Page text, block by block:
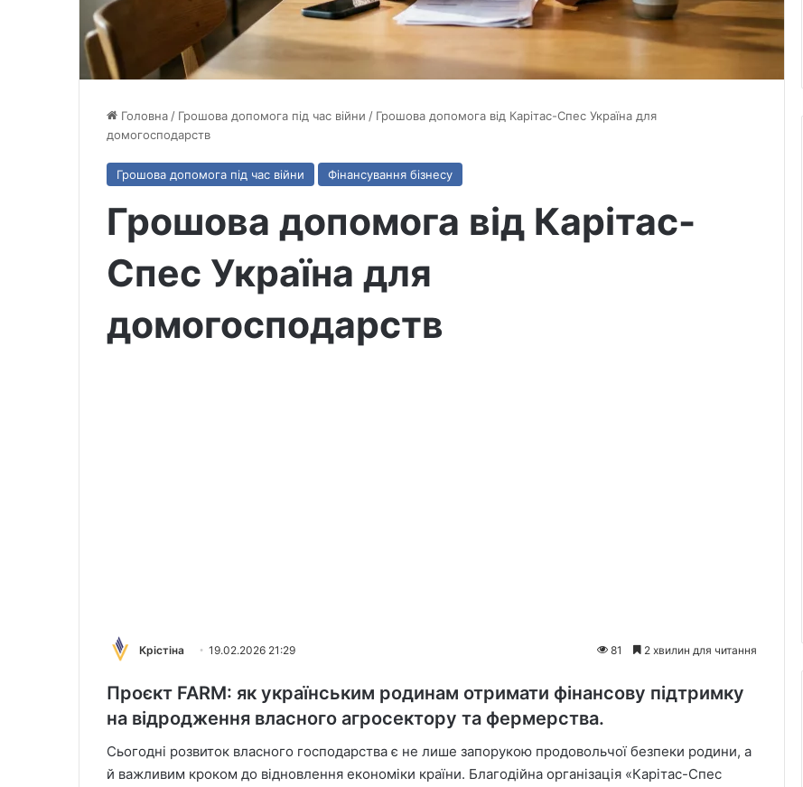
Головна / Грошова допомога під час війни / Грошова допомога від Карітас-Спес Україна для
домогосподарств
Грошова допомога під час війни Фінансування бізнесу
Грошова допомога від Карітас-
Спес Україна для
домогосподарств
Крістіна 19.02.2026 21:29 81 2 хвилин для читання
Проєкт FARM: як українським родинам отримати фінансову підтримку
на відродження власного агросектору та фермерства.
Сьогодні розвиток власного господарства є не лише запорукою продовольчої безпеки родини, а
й важливим кроком до відновлення економіки країни. Благодійна організація «Карітас-Спес